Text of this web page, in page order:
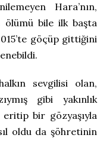
Hara’nın,
ölümü bile ilk başta
göçüp gittiğini
sevgilisi olan,
gibi yakınlık
bir gözyaşıyla
oldu da şöhretinin